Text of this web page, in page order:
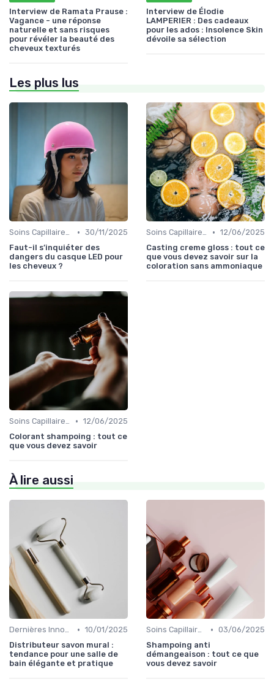
Interview de Ramata Prause :
Vagance - une réponse
naturelle et sans risques
pour révéler la beauté des
cheveux texturés
Interview de Élodie
LAMPERIER : Des cadeaux
pour les ados : Insolence Skin
dévoile sa sélection
Les plus lus
Soins Capillaires Bio • 30/11/2025
Faut-il s’inquiéter des
dangers du casque LED pour
les cheveux ?
Soins Capillaires Bio • 12/06/2025
Casting creme gloss : tout ce
que vous devez savoir sur la
coloration sans ammoniaque
Soins Capillaires Bio • 12/06/2025
Colorant shampoing : tout ce
que vous devez savoir
À lire aussi
Dernières Innovations • 10/01/2025
Distributeur savon mural :
tendance pour une salle de
bain élégante et pratique
Soins Capillaires Bio • 03/06/2025
Shampoing anti
démangeaison : tout ce que
vous devez savoir